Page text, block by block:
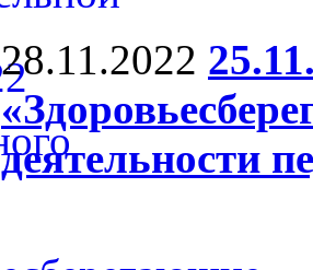
28.11.2022
деятельности